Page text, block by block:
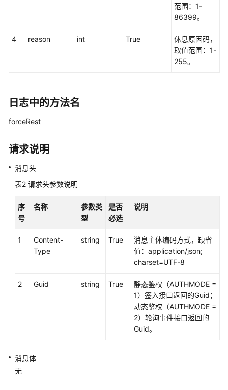
类
口:onlineagent
呼
叫
类:voicecall
录
列
范围：1-
86399。
4 reason int True
休息原因码，
取值范围：1-
255。
日志中的方法名
forceRest
请求说明
消息头
表2 请求头参数说明
序
号
名称
参数类
型
是否
必选
说明
1
Content-
Type
string True
消息主体编码方式，缺省
值：application/json;
charset=UTF-8
2 Guid string True
静态鉴权（AUTHMODE =
1）签入接口返回的Guid；
动态鉴权（AUTHMODE =
2）轮询事件接口返回的
Guid。
消息体
无